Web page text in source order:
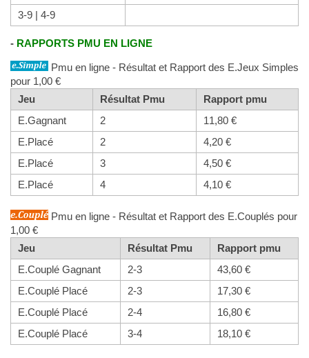
3-9 | 4-9
- RAPPORTS PMU EN LIGNE
Pmu en ligne - Résultat et Rapport des E.Jeux Simples
pour 1,00 €
Jeu
Résultat Pmu
Rapport pmu
E.Gagnant
2
11,80 €
E.Placé
2
4,20 €
E.Placé
3
4,50 €
E.Placé
4 4,10 €
Pmu en ligne - Résultat et Rapport des E.Couplés pour
1,00 €
Jeu
Résultat Pmu
Rapport pmu
E.Couplé Gagnant
2-3
43,60 €
E.Couplé Placé
2-3
17,30 €
E.Couplé Placé
2-4
16,80 €
E.Couplé Placé
3-4 18,10 €